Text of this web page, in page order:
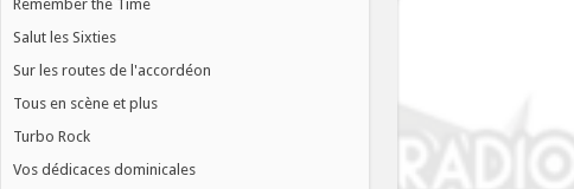
Remember the Time
Salut les Sixties
Sur les routes de l'accordéon
Tous en scène et plus
Turbo Rock
Vos dédicaces dominicales